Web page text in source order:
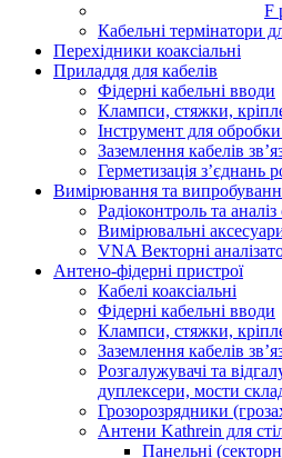
F
Кабельні термінатори
Перехідники коаксіальні
Приладдя для кабелів
Фідерні кабельні вводи
Клампси, стяжки,
Інструмент для
Заземлення кабелів
Герметизація з’єднань
Вимірювання та
Радіоконтроль та
Вимірювальні
VNA Векторні
Антено-фідерні пристрої
Кабелі коаксіальні
Фідерні кабельні вводи
Клампси, стяжки,
Заземлення кабелів
Розгалужувачі та
дуплексери, мости
Грозорозрядники
Антени Kathrein для
Панельні